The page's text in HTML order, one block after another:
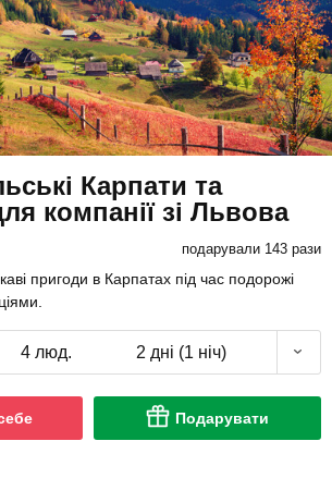
Карпати та
компанії зі Львова
подарували 143 рази
пригоди в Карпатах під час подорожі
4 люд. 2 дні (1 ніч)
Подарувати